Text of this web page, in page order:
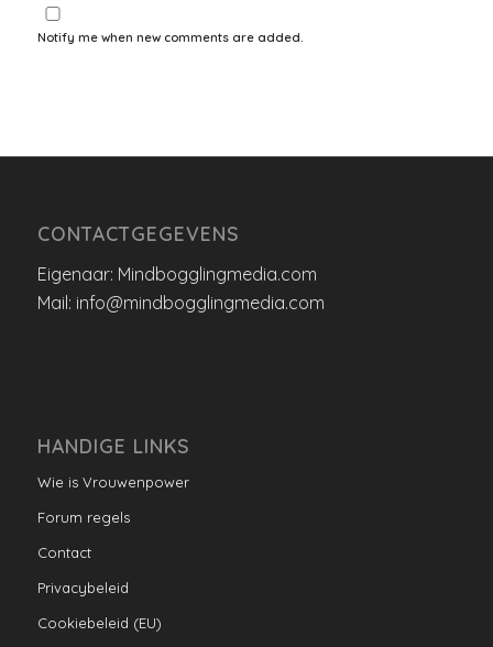
Notify me when new comments are added.
CONTACTGEGEVENS
Eigenaar: Mindbogglingmedia.com
Mail: info@mindbogglingmedia.com
HANDIGE LINKS
Wie is Vrouwenpower
Forum regels
Contact
Privacybeleid
Cookiebeleid (EU)